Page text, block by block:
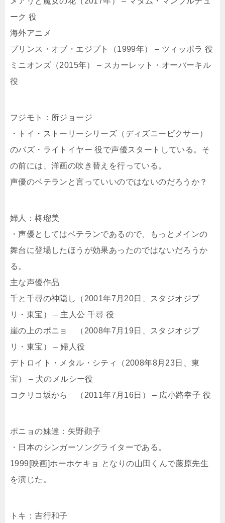
ーク 役
海外アニメ
プリンス・オブ・エジプト（1999年） – ツィッポラ 役
ミニオンズ（2015年） – スカーレット・オーバーキル
役
フジモト：所ジョージ
・トイ・ストーリーシリーズ（ディズニーピクサー）
のバズ・ライトイヤー 役で声優スタートしている。そ
の前には、洋画の吹き替えを行っている。
声優のベテランと言っていいのではないのだろうか？
婦人：柊瑠美
・声優としてはベテランであるので、もっとメインの
舞台に登場したほうが効果あったのではないだろうか
る。
主な声優作品
千と千尋の神隠し（2001年7月20日、スタジオジブ
リ・東宝） – 主人公 千尋 役
崖の上のポニョ （2008年7月19日、スタジオジブ
リ・東宝） – 婦人役
デトロイト・メタル・シティ（2008年8月23日、東
宝） – 犬のメルシー役
コクリコ坂から （2011年7月16日） – 広小路幸子 役
ポニョの妹達：矢野顕子
・日本のシンガーソングライターである。
1999[映画]ホーホケキョ となりの山田くんで藤原先生
を演じた。
トキ：吉行和子